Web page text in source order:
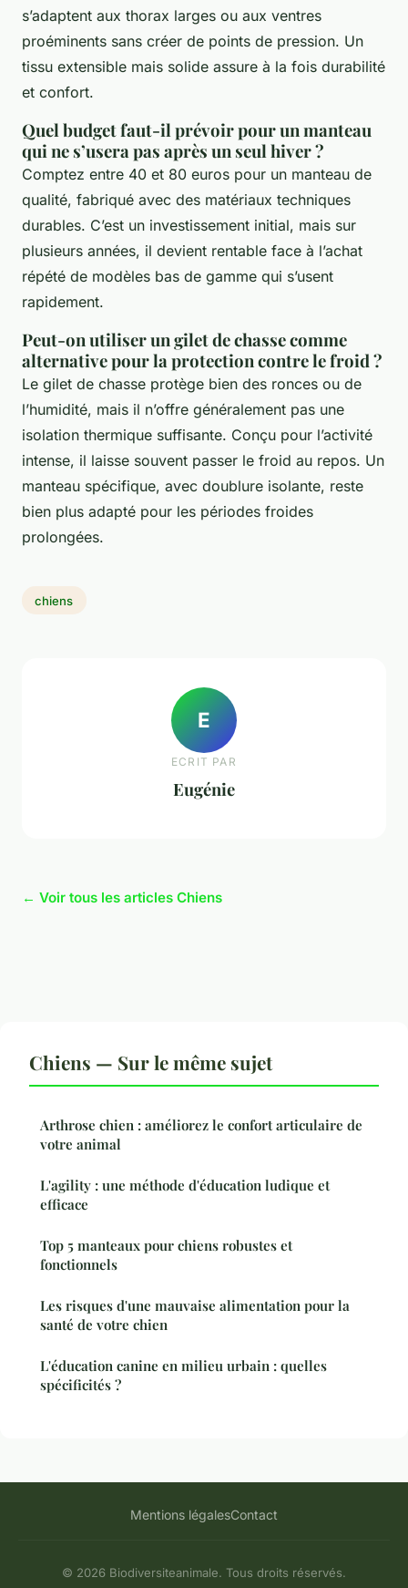
s’adaptent aux thorax larges ou aux ventres
proéminents sans créer de points de pression. Un
tissu extensible mais solide assure à la fois durabilité
et confort.
Quel budget faut-il prévoir pour un manteau
qui ne s’usera pas après un seul hiver ?
Comptez entre 40 et 80 euros pour un manteau de
qualité, fabriqué avec des matériaux techniques
durables. C’est un investissement initial, mais sur
plusieurs années, il devient rentable face à l’achat
répété de modèles bas de gamme qui s’usent
rapidement.
Peut-on utiliser un gilet de chasse comme
alternative pour la protection contre le froid ?
Le gilet de chasse protège bien des ronces ou de
l’humidité, mais il n’offre généralement pas une
isolation thermique suffisante. Conçu pour l’activité
intense, il laisse souvent passer le froid au repos. Un
manteau spécifique, avec doublure isolante, reste
bien plus adapté pour les périodes froides
prolongées.
chiens
E
ECRIT PAR
Eugénie
← Voir tous les articles Chiens
Chiens — Sur le même sujet
Arthrose chien : améliorez le confort articulaire de
votre animal
L'agility : une méthode d'éducation ludique et
efficace
Top 5 manteaux pour chiens robustes et
fonctionnels
Les risques d'une mauvaise alimentation pour la
santé de votre chien
L'éducation canine en milieu urbain : quelles
spécificités ?
Mentions légalesContact
© 2026 Biodiversiteanimale. Tous droits réservés.